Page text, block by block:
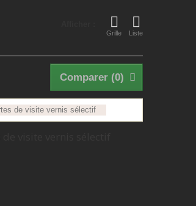
Grille Liste
Comparer (0)